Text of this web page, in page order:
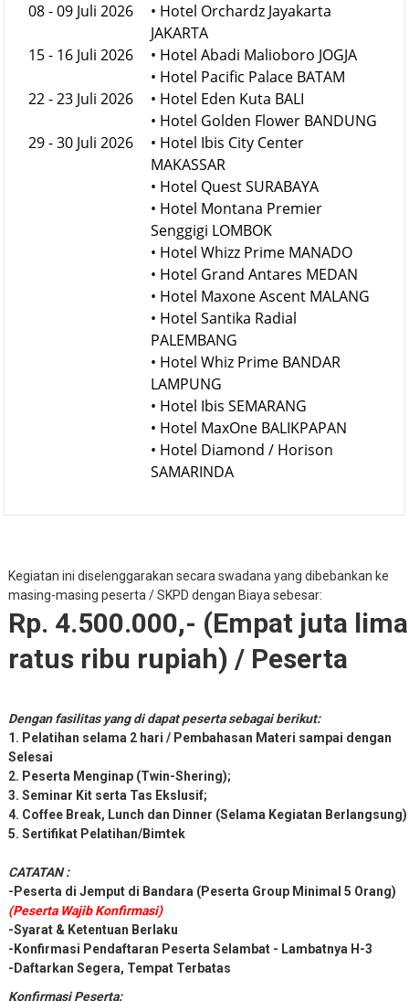
08 - 09 Juli 2026
15 - 16 Juli 2026
22 - 23 Juli 2026
29 - 30 Juli 2026
• Hotel Orchardz Jayakarta
JAKARTA
• Hotel Abadi Malioboro JOGJA
• Hotel Pacific Palace BATAM
• Hotel Eden Kuta BALI
• Hotel Golden Flower BANDUNG
• Hotel Ibis City Center
MAKASSAR
• Hotel Quest SURABAYA
• Hotel Montana Premier
Senggigi LOMBOK
• Hotel Whizz Prime MANADO
• Hotel Grand Antares MEDAN
• Hotel Maxone Ascent MALANG
• Hotel Santika Radial
PALEMBANG
• Hotel Whiz Prime BANDAR
LAMPUNG
• Hotel Ibis SEMARANG
• Hotel MaxOne BALIKPAPAN
• Hotel Diamond / Horison
SAMARINDA
Kegiatan ini diselenggarakan secara swadana yang dibebankan ke
masing-masing peserta / SKPD dengan Biaya sebesar:
Rp. 4.500.000,- (Empat juta lima
ratus ribu rupiah) / Peserta
Dengan fasilitas yang di dapat peserta sebagai berikut:
1. Pelatihan selama 2 hari / Pembahasan Materi sampai dengan
Selesai
2. Peserta Menginap (Twin-Shering);
3. Seminar Kit serta Tas Ekslusif;
4. Coffee Break, Lunch dan Dinner (Selama Kegiatan Berlangsung)
5. Sertifikat Pelatihan/Bimtek
CATATAN :
-Peserta di Jemput di Bandara (Peserta Group Minimal 5 Orang)
(Peserta Wajib Konfirmasi)
-Syarat & Ketentuan Berlaku
-Konfirmasi Pendaftaran Peserta Selambat - Lambatnya H-3
-Daftarkan Segera, Tempat Terbatas
Konfirmasi Peserta: